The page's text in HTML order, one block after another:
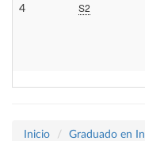
4 S2
Inicio
Graduado en